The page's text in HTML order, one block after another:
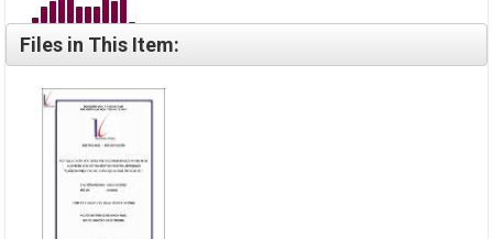
Files in This Item: